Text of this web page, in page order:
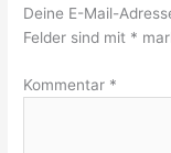
Deine E-Mail-
Felder sind mit *
Kommentar *